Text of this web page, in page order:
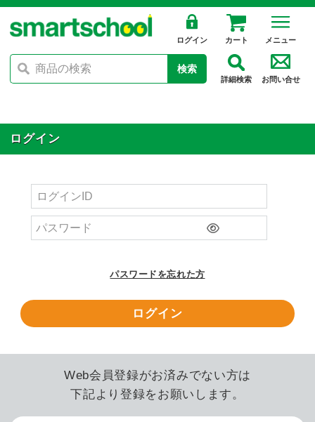
ログイン カート メニュー
検索
詳細検索 お問い合せ
ログイン
パスワードを忘れた方
Web会員登録がお済みでない方は
下記より登録をお願いします。